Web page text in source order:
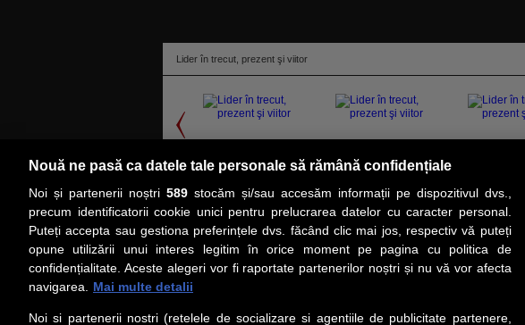
Lider în trecut, prezent şi viitor
citeşte toată ştirea
PRIMA PAGINĂ COVER STORY LIDERI
Social
Nouă ne pasă ca datele tale personale să rămână confidențiale
Noi și partenerii noștri 589stocăm și/sau accesăm informații pe dispozitivul dvs.,
precum identificatorii cookie unici pentru prelucrarea datelor cu caracter personal.
Puteți accepta sau gestiona preferințele dvs. făcând clic mai jos, respectiv vă puteți
opune utilizării unui interes legitim în orice moment pe pagina cu politica de
confidențialitate. Aceste alegeri vor fi raportate partenerilor noștri și nu vă vor afecta
navigarea.
Mai multe detalii
Noi si partenerii nostri (retelele de socializare si agentiile de publicitate partenere,